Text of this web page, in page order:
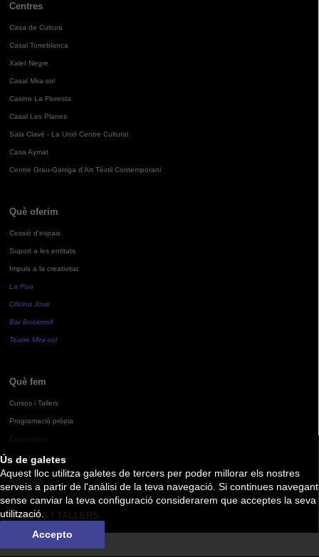
Ús de galetes
Aquest lloc utilitza galetes de tercers per poder millorar els nostres
serveis a partir de l'anàlisi de la teva navegació. Si continues navegant
sense canviar la teva configuració considerarem que acceptes la seva
utilització.
Accepto
Centres
Casa de Cultura
Casal Torreblanca
Xalet Negre
Casal Mira-sol
Casino La Floresta
Casal Les Planes
Sala Clavé - La Unió Centre Cultural
Casa Aymat
Centre Grau-Garriga d'Art Tèxtil Contemporani
Què oferim
Cessió d'espais
Suport a les entitats
Impuls a la creativitat
La Pua
Oficina Jove
Bar Bocamoll
Teatre Mira-sol
Què fem
Cursos i Tallers
Programació pròpia
Agenda
CURSOS I TALLERS